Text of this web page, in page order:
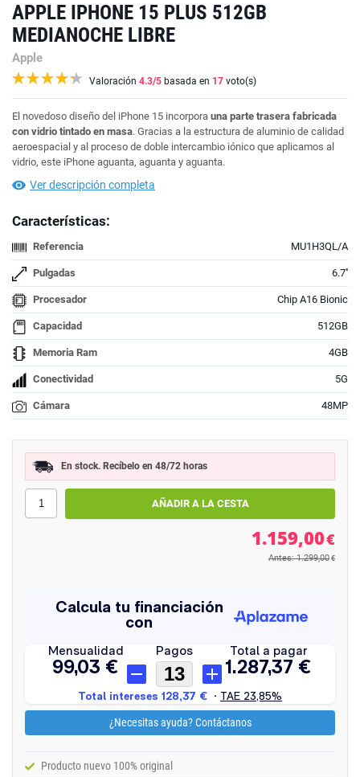
APPLE IPHONE 15 PLUS 512GB
MEDIANOCHE LIBRE
Apple
Valoración 4.3/5 basada en 17 voto(s)
El novedoso diseño del iPhone 15 incorpora una parte trasera fabricada
con vidrio tintado en masa. Gracias a la estructura de aluminio de calidad
aeroespacial y al proceso de doble intercambio iónico que aplicamos al
vidrio, este iPhone aguanta, aguanta y aguanta.
Ver descripción completa
Características:
Referencia MU1H3QL/A
Pulgadas 6.7''
Procesador Chip A16 Bionic
Capacidad 512GB
Memoria Ram 4GB
Conectividad 5G
Cámara 48MP
En stock. Recíbelo en 48/72 horas
1.159,00€
Antes: 1.299,00 €
¿Necesitas ayuda? Contáctanos
Producto nuevo 100% original